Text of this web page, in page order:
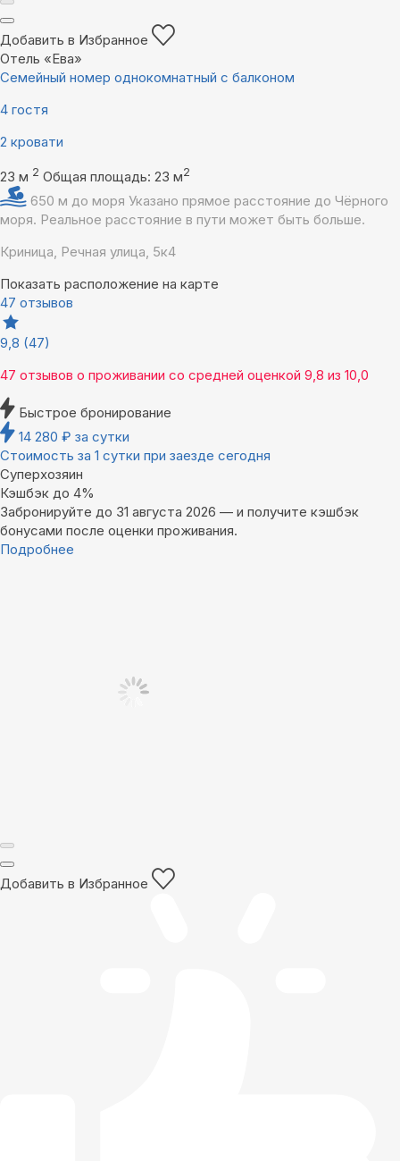
Добавить в Избранное
Отель «Ева»
Семейный номер однокомнатный с балконом
4 гостя
2 кровати
23 м 2 Общая площадь: 23 м2
650 м до моря Указано прямое расстояние до Чёрного
моря. Реальное расстояние в пути может быть больше.
Криница, Речная улица, 5к4
Показать расположение на карте
47 отзывов
9,8 (47)
47 отзывов о проживании со средней оценкой 9,8 из 10,0
Быстрое бронирование
14 280 ₽ за сутки
Стоимость за 1 сутки при заезде сегодня
Суперхозяин
Кэшбэк до 4%
Забронируйте до 31 августа 2026 — и получите кэшбэк
бонусами после оценки проживания.
Подробнее
Добавить в Избранное